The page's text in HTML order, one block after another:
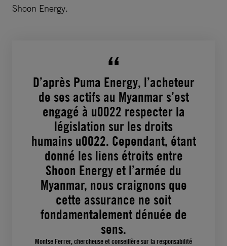
Shoon Energy.
D’après Puma Energy, l’acheteur
de ses actifs au Myanmar s’est
engagé à u0022 respecter la
législation sur les droits
humains u0022. Cependant, étant
donné les liens étroits entre
Shoon Energy et l’armée du
Myanmar, nous craignons que
cette assurance ne soit
fondamentalement dénuée de
sens.
Montse Ferrer, chercheuse et conseillère sur la responsabilité